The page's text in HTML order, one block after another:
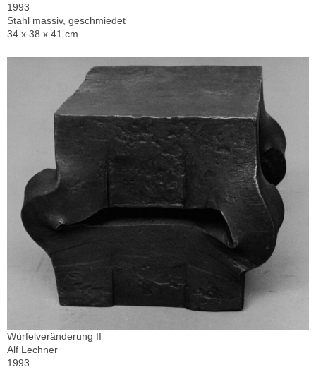
1993
Stahl massiv, geschmiedet
34 x 38 x 41 cm
Würfelveränderung II
Alf Lechner
1993